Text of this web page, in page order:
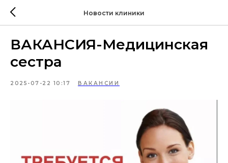
Новости клиники
ВАКАНСИЯ-Медицинская
сестра
2025-07-22 10:17 ВАКАНСИИ